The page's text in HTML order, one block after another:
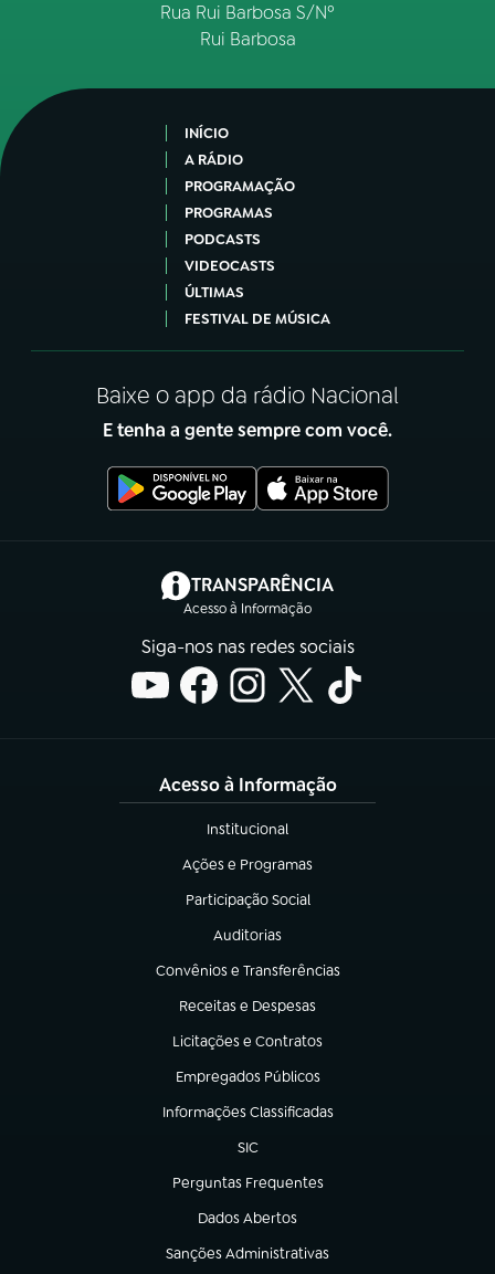
Rua Rui Barbosa S/Nº
Rui Barbosa
INÍCIO
A RÁDIO
PROGRAMAÇÃO
PROGRAMAS
PODCASTS
VIDEOCASTS
ÚLTIMAS
FESTIVAL DE MÚSICA
Baixe o app da rádio Nacional
E tenha a gente sempre com você.
TRANSPARÊNCIA
Acesso à Informação
(abre em nova aba)
Siga-nos nas redes sociais
Acesso à Informação
Institucional
(abre em nova aba)
Ações e Programas
(abre em nova aba)
Participação Social
(abre em nova aba)
Auditorias
(abre em nova aba)
Convênios e Transferências
(abre em nova aba)
Receitas e Despesas
(abre em nova aba)
Licitações e Contratos
(abre em nova aba)
Empregados Públicos
(abre em nova aba)
Informações Classificadas
(abre em nova aba)
SIC
(abre em nova aba)
Perguntas Frequentes
(abre em nova aba)
Dados Abertos
(abre em nova aba)
Sanções Administrativas
(abre em nova aba)